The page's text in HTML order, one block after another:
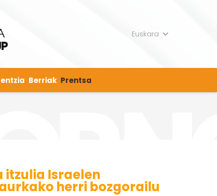
Euskara
Berriak Prentsa
Israelen
herri bozgorailu